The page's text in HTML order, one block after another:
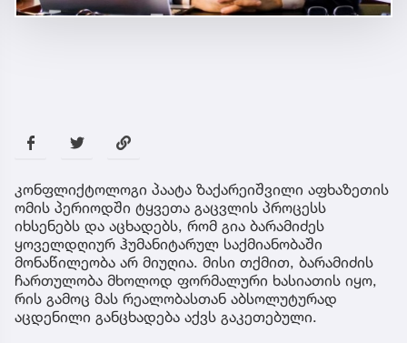
კონფლიქტოლოგი პაატა ზაქარეიშვილი აფხაზეთის
ომის პერიოდში ტყვეთა გაცვლის პროცესს
იხსენებს და აცხადებს, რომ გია ბარამიძეს
ყოველდღიურ ჰუმანიტარულ საქმიანობაში
მონაწილეობა არ მიუღია. მისი თქმით, ბარამიძის
ჩართულობა მხოლოდ ფორმალური ხასიათის იყო,
რის გამოც მას რეალობასთან აბსოლუტურად
აცდენილი განცხადება აქვს გაკეთებული.